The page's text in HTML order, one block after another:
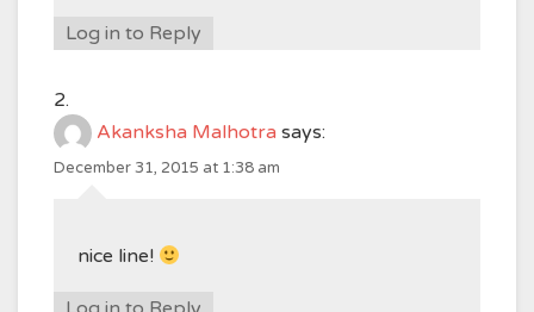
Log in to Reply
Akanksha Malhotra says:
December 31, 2015 at 1:38 am
nice line!